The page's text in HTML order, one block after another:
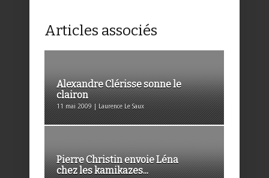
Articles associés
Alexandre Clérisse sonne le
clairon
11 mai 2009 | Laurence Le Saux
Pierre Christin envoie Léna
chez les kamikazes...